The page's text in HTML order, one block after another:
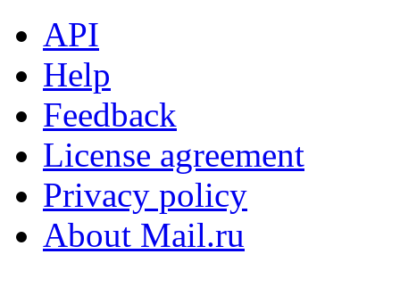
API
Help
Feedback
License agreement
Privacy policy
About Mail.ru